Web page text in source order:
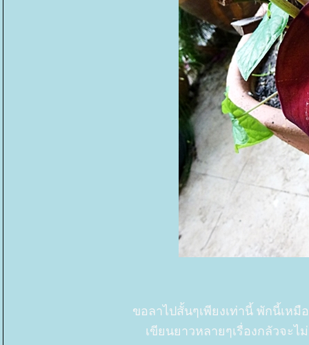
ขอลาไปสั้นๆเพียงเท่านี้ พักนี้เห
เขียนยาวหลายๆเรื่องกลัวจะ